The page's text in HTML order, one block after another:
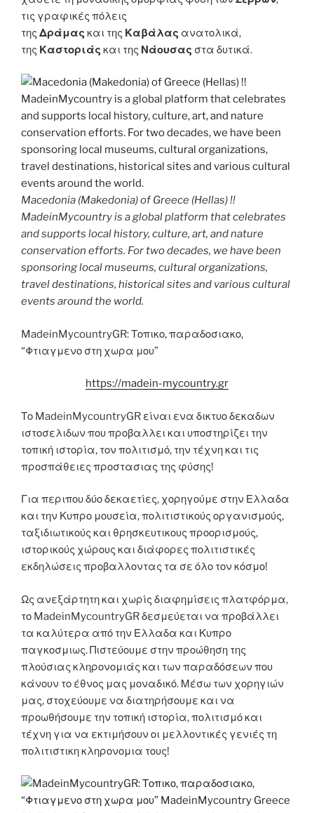
τις γραφικές πόλεις
της Δράμας και της Καβάλας ανατολικά,
της Καστοριάς και της Νάουσας στα δυτικά.
Macedonia (Makedonia) of Greece (Hellas) !!
MadeinMycountry is a global platform that celebrates
and supports local history, culture, art, and nature
conservation efforts. For two decades, we have been
sponsoring local museums, cultural organizations,
travel destinations, historical sites and various cultural
events around the world.
MadeinMycountryGR: Τοπικο, παραδοσιακο,
“Φτιαγμενο στη χωρα μου”
https://madein-mycountry.gr
Το MadeinMycountryGR είναι ενα δικτυο δεκαδων
ιστοσελιδων που προβαλλει και υποστηρίζει την
τοπική ιστορία, τον πολιτισμό, την τέχνη και τις
προσπάθειες προστασιας της φύσης!
Για περιπου δύο δεκαετίες, χορηγούμε στην Ελλαδα
και την Κυπρο μουσεία, πολιτιστικούς οργανισμούς,
ταξιδιωτικούς και θρησκευτικους προορισμούς,
ιστορικούς χώρους και διάφορες πολιτιστικές
εκδηλώσεις προβαλλοντας τα σε όλο τον κόσμο!
Ως ανεξάρτητη και χωρίς διαφημίσεις πλατφόρμα,
το MadeinMycountryGR δεσμεύεται να προβάλλει
τα καλύτερα από την Ελλαδα και Κυπρο
παγκοσμιως. Πιστεύουμε στην προώθηση της
πλούσιας κληρονομιάς και των παραδόσεων που
κάνουν το έθνος μας μοναδικό. Μέσω των χορηγιών
μας, στοχεύουμε να διατηρήσουμε και να
προωθήσουμε την τοπική ιστορία, πολιτισμό και
τέχνη για να εκτιμήσουν οι μελλοντικές γενιές τη
πολιτιστικη κληρονομια τους!